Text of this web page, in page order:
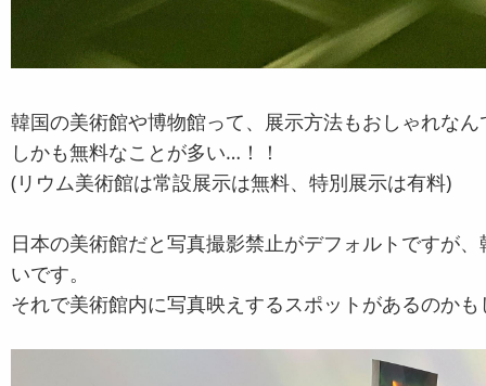
韓国の美術館や博物館って、展示方法もおしゃれな
しかも無料なことが多い…！！
(リウム美術館は常設展示は無料、特別展示は有料)
日本の美術館だと写真撮影禁止がデフォルトですが
いです。
それで美術館内に写真映えするスポットがあるのか